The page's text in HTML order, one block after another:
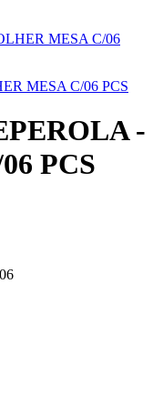
MESA C/06
-
PCS